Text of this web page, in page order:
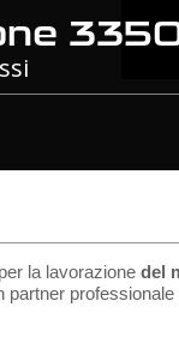
la lavorazionedel
partner